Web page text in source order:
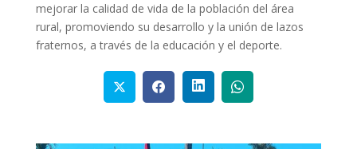
mejorar la calidad de vida de la población del área
rural, promoviendo su desarrollo y la unión de lazos
fraternos, a través de la educación y el deporte.